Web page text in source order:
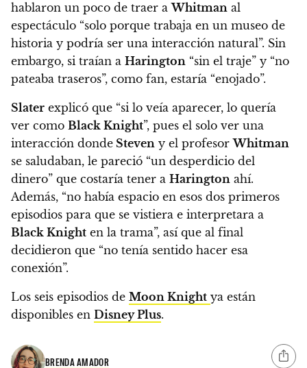
hablaron un poco de traer aWhitman al
espectáculo “solo porque trabaja en un museo de
historia y podría ser una interacción natural”. Sin
embargo, si traían a Harington “sin el traje” y “no
pateaba traseros”, como fan, estaría “enojado”.
Slater explicó que “si lo veía aparecer, lo quería
ver como Black Knight”, pues el solo ver una
interacción donde Steven y el profesorWhitman
se saludaban, le pareció “un desperdicio del
dinero” que costaría tener a Harington ahí.
Además, “no había espacio en esos dos primeros
episodios para que se vistiera e interpretara a
Black Knight en la trama”, así que al final
decidieron que “no tenía sentido hacer esa
conexión”.
Los seis episodios de Moon Knight ya están
disponibles en Disney Plus.
BRENDA AMADOR